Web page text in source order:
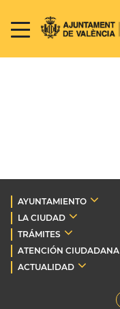
AYUNTAMIENTO
LA CIUDAD
TRÁMITES
ATENCIÓN CIUDADANA
ACTUALIDAD